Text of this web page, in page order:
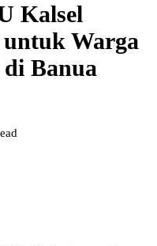
Kalsel
Warga
Banua